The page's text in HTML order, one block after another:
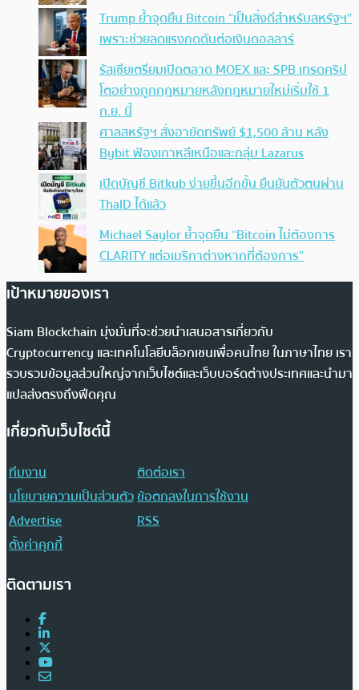
Trump ย้ำจุดยืน Bitcoin “เป็นสิ่งดีสำหรับสหรัฐฯ”
เพราะช่วยลดแรงกดดันต่อเงินดอลลาร์
รัสเซียเตรียมเปิดตลาด MOEX และ SPB เทรดคริป
โตอย่างถูกกฎหมายหลังกฎหมายใหม่เริ่มใช้ 1
ก.ย. นี้
ศาลสหรัฐฯ สั่งอายัดทรัพย์ $1,500 ล้าน หลัง
Bybit ฟ้องเกาหลีเหนือและกลุ่ม Lazarus
เปิดบัญชี Bitkub ง่ายขึ้นอีกขั้น ยืนยันตัวตนผ่าน
ThaID ได้แล้ว
Michael Saylor ย้ำจุดยืน “Bitcoin ไม่ต้องการ
CLARITY แต่อเมริกาต่างหากที่ต้องการ”
เป้าหมายของเรา
Siam Blockchain มุ่งมั่นที่จะช่วยนำเสนอสารเกี่ยวกับ
Cryptocurrency และเทคโนโลยีบล็อกเชนเพื่อคนไทย ในภาษาไทย เรา
รวบรวมข้อมูลส่วนใหญ่จากเว็บไซต์และเว็บบอร์ดต่างประเทศและนำมา
แปลส่งตรงถึงฟีดคุณ
เกี่ยวกับเว็บไซต์นี้
ทีมงาน
ติดต่อเรา
นโยบายความเป็นส่วนตัวข้อตกลงในการใช้งาน
Advertise
RSS
ตั้งค่าคุกกี้
ติดตามเรา